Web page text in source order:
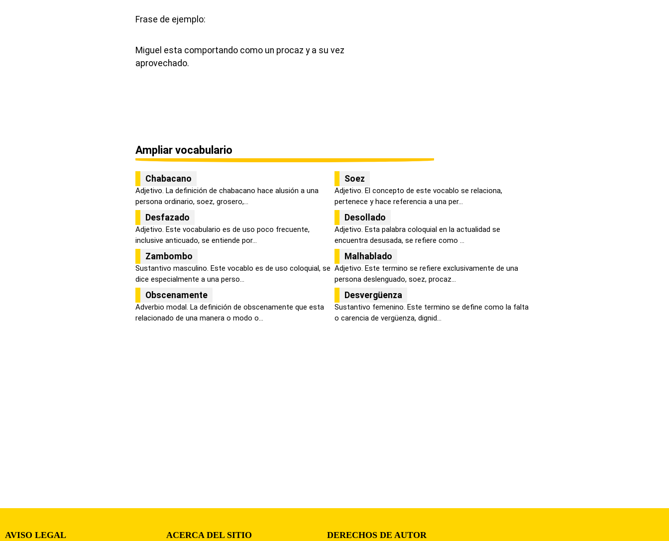
Frase de ejemplo:
Miguel esta comportando como un procaz y a su vez
aprovechado.
Ampliar vocabulario
Chabacano
Adjetivo. La definición de chabacano hace alusión a una
persona ordinario, soez, grosero,...
Soez
Adjetivo. El concepto de este vocablo se relaciona,
pertenece y hace referencia a una per...
Desfazado
Adjetivo. Este vocabulario es de uso poco frecuente,
inclusive anticuado, se entiende por...
Desollado
Adjetivo. Esta palabra coloquial en la actualidad se
encuentra desusada, se refiere como ...
Zambombo
Sustantivo masculino. Este vocablo es de uso coloquial, se
dice especialmente a una perso...
Malhablado
Adjetivo. Este termino se refiere exclusivamente de una
persona deslenguado, soez, procaz...
Obscenamente
Adverbio modal. La definición de obscenamente que esta
relacionado de una manera o modo o...
Desvergüenza
Sustantivo femenino. Este termino se define como la falta
o carencia de vergüenza, dignid...
AVISO LEGAL ACERCA DEL SITIO DERECHOS DE AUTOR